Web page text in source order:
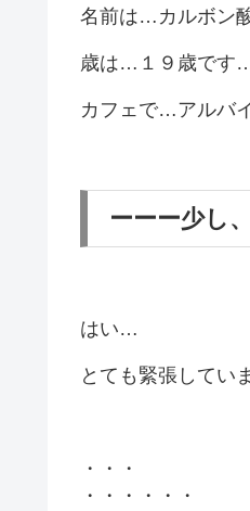
名前は…カルボン
歳は…１９歳で
カフェで…アル
ーーー少し
はい…
とても緊張して
・・・
・・・・・・